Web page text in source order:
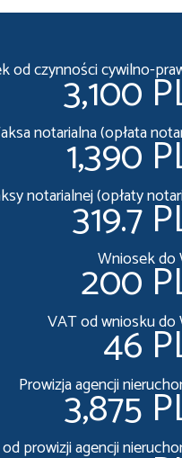
od czynności cywilno-
3,100
notarialna (opłata
1,390
notarialnej (opłaty
319.7
Wniosek do
200
VAT od wniosku do
46
Prowizja agencji
3,875
prowizji agencji